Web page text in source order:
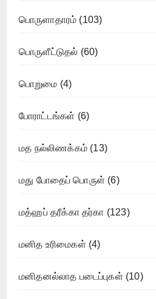
பொருளாதாரம் (103)
பொருளீட்டுதல் (60)
பொறுமை (4)
போராட்டங்கள் (6)
மத நல்லிணக்கம் (13)
மது போதைப் பொருள் (6)
மத்ஹப் தரீக்கா தர்கா (123)
மனித உரிமைகள் (4)
மனிதனல்லாத படைப்புகள் (10)